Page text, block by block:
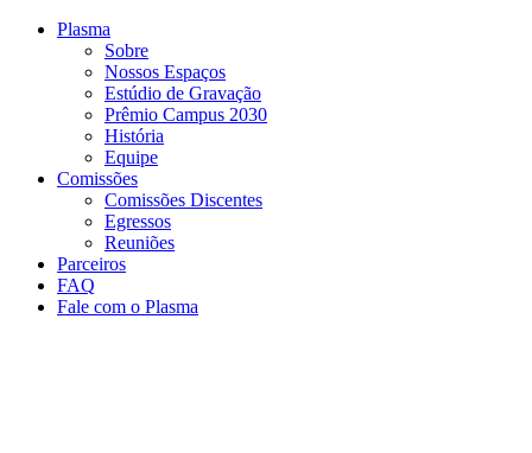
Conteúdo principal
Plasma
Sobre
Nossos Espaços
Estúdio de Gravação
Prêmio Campus 2030
História
Equipe
Comissões
Comissões Discentes
Egressos
Reuniões
Parceiros
FAQ
Fale com o Plasma